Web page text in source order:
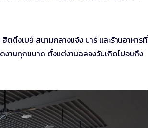
ติ้งเบย์ สนามกลางแจ้ง บาร์ และร้านอาหารที่
านทุกขนาด ตั้งแต่งานฉลองวันเกิดไปจนถึง